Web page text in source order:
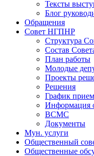
Тексты
Блог
Обращения
Совет НГПНР
Структура
Состав
План работы
Молодые
Проекты
Решения
График
Информация
ВСМС
Документы
Мун. услуги
Общественный
Общественные